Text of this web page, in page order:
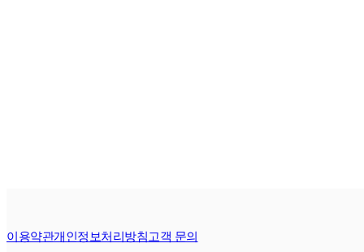
이용약관개인정보처리방침고객 문의